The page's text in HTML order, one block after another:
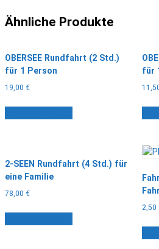
Ähnliche Produkte
OBERSEE Rundfahrt (2 Std.)
für 1 Person
19,00 €
für
2-SEEN Rundfahrt (4 Std.) für
eine Familie
78,00 €
2,50